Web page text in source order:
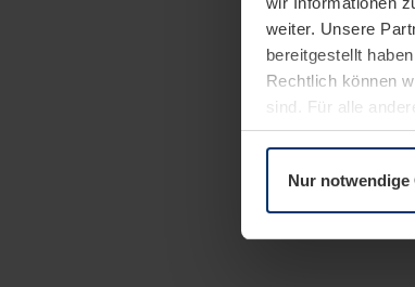
weiter. Unsere
bereitgestellt
Rechtlich können
sind. Für alle
Erläuterung auf
Nur notwendige